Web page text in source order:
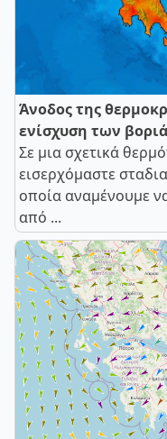
Άνοδος της
ενίσχυση των
Σε μια σχετικά
εισερχόμαστε
οποία αναμένουμε
από ...